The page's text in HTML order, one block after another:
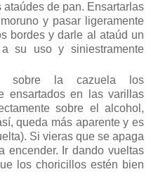
de pan. Ensartarlas
y pasar ligeramente
bordes y darle al ataúd un
su uso y siniestramente
sobre la cazuela los
ensartados en las varillas
sobre el alcohol,
queda más aparente y es
Si vieras que se apaga
encender. Ir dando vueltas
los choricillos estén bien